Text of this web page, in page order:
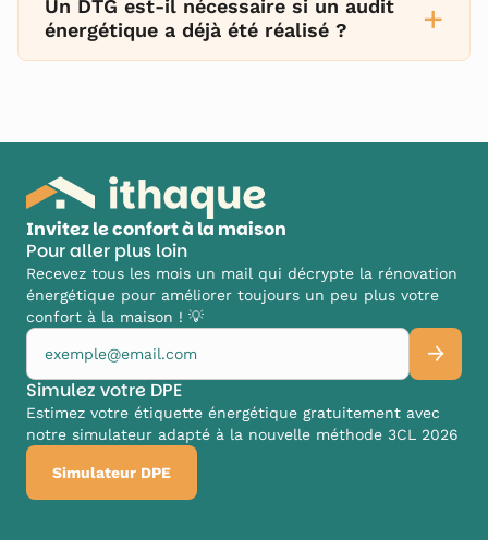
Un DTG est-il nécessaire si un audit
énergétique a déjà été réalisé ?
+
Invitez le confort à la maison
Pour aller plus loin
Recevez tous les mois un mail qui décrypte la rénovation
énergétique pour améliorer toujours un peu plus votre
confort à la maison ! 💡
Simulez votre DPE
Estimez votre étiquette énergétique gratuitement avec
notre simulateur adapté à la nouvelle méthode 3CL 2026
Simulateur DPE